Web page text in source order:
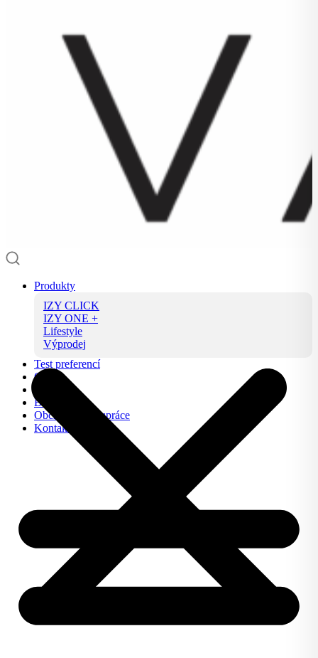
Produkty
IZY CLICK
IZY ONE +
Lifestyle
Výprodej
Test preferencí
O nás
Blog
Obchodní spolupráce
Kontakt